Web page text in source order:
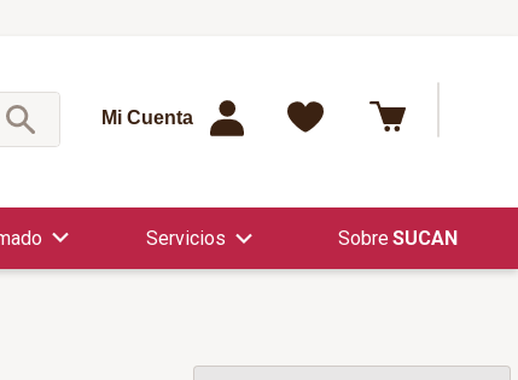
Mi Cuenta
Servicios SUCAN